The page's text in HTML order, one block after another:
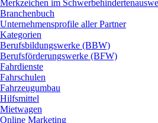
Merkzeichen im
Branchenbuch
Unternehmensprofile aller Partner
Kategorien
Berufsbildungswerke (BBW)
Berufsförderungswerke (BFW)
Fahrdienste
Fahrschulen
Fahrzeugumbau
Hilfsmittel
Mietwagen
Online Marketing